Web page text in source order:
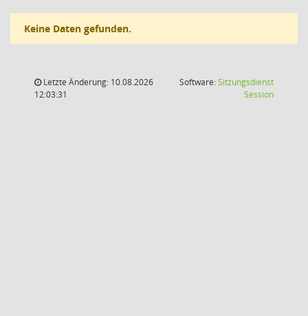
Keine Daten gefunden.
Letzte Änderung: 10.08.2026
12:03:31
Software:Sitzungsdienst
Session(Wird in